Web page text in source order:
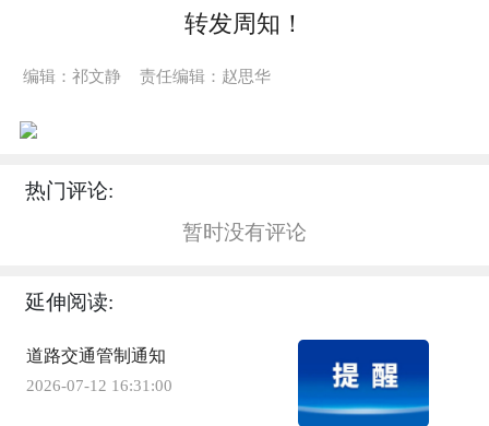
转发周知！
编辑：祁文静 责任编辑：赵思华
热门评论:
暂时没有评论
延伸阅读:
道路交通管制通知
2026-07-12 16:31:00